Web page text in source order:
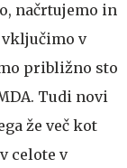
načrtujemo in
vključimo v
približno sto
Tudi novi
že več kot
celote v